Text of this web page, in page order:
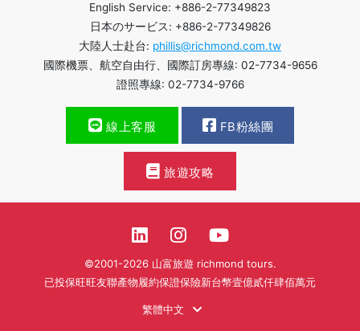
English Service: +886-2-77349823
日本のサービス: +886-2-77349826
大陸人士赴台: phillis@richmond.com.tw
國際機票、航空自由行、國際訂房專線: 02-7734-9656
證照專線: 02-7734-9766
線上客服 FB粉絲團
旅遊攻略
©2001-2026 山富旅遊 richmond tours.
已投保旺旺友聯產物履約保證保險新台幣壹億貳仟肆佰萬元
繁體中文